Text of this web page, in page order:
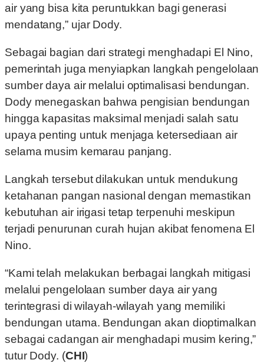
air yang bisa kita peruntukkan bagi generasi
mendatang,” ujar Dody.
Sebagai bagian dari strategi menghadapi El Nino,
pemerintah juga menyiapkan langkah pengelolaan
sumber daya air melalui optimalisasi bendungan.
Dody menegaskan bahwa pengisian bendungan
hingga kapasitas maksimal menjadi salah satu
upaya penting untuk menjaga ketersediaan air
selama musim kemarau panjang.
Langkah tersebut dilakukan untuk mendukung
ketahanan pangan nasional dengan memastikan
kebutuhan air irigasi tetap terpenuhi meskipun
terjadi penurunan curah hujan akibat fenomena El
Nino.
“Kami telah melakukan berbagai langkah mitigasi
melalui pengelolaan sumber daya air yang
terintegrasi di wilayah-wilayah yang memiliki
bendungan utama. Bendungan akan dioptimalkan
sebagai cadangan air menghadapi musim kering,”
tutur Dody. (CHI)